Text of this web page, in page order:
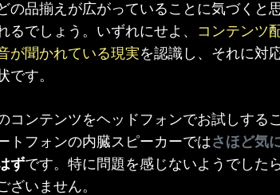
の品揃えが広がっていることに気づくと
るでしょう。いずれにせよ、 コンテンツ
が聞かれている現実を認識し、それに対
です。
コンテンツをヘッドフォンでお試しする
トフォンの内臓スピーカーではさほど気
ずです。 特に問題を感じないようでした
ざいません。